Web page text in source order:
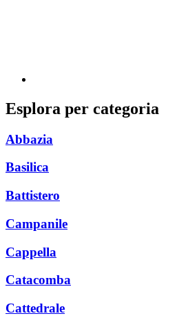
Esplora per categoria
Abbazia
Basilica
Battistero
Campanile
Cappella
Catacomba
Cattedrale